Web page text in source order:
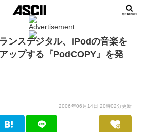
ンスデジタル、iPodの音楽を
ップする『PodCOPY』を発
2006年06月14日 20時02分更新